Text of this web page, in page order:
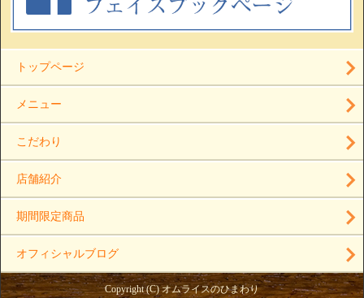
トップページ
メニュー
こだわり
店舗紹介
期間限定商品
オフィシャルブログ
Copyright (C) オムライスのひまわり